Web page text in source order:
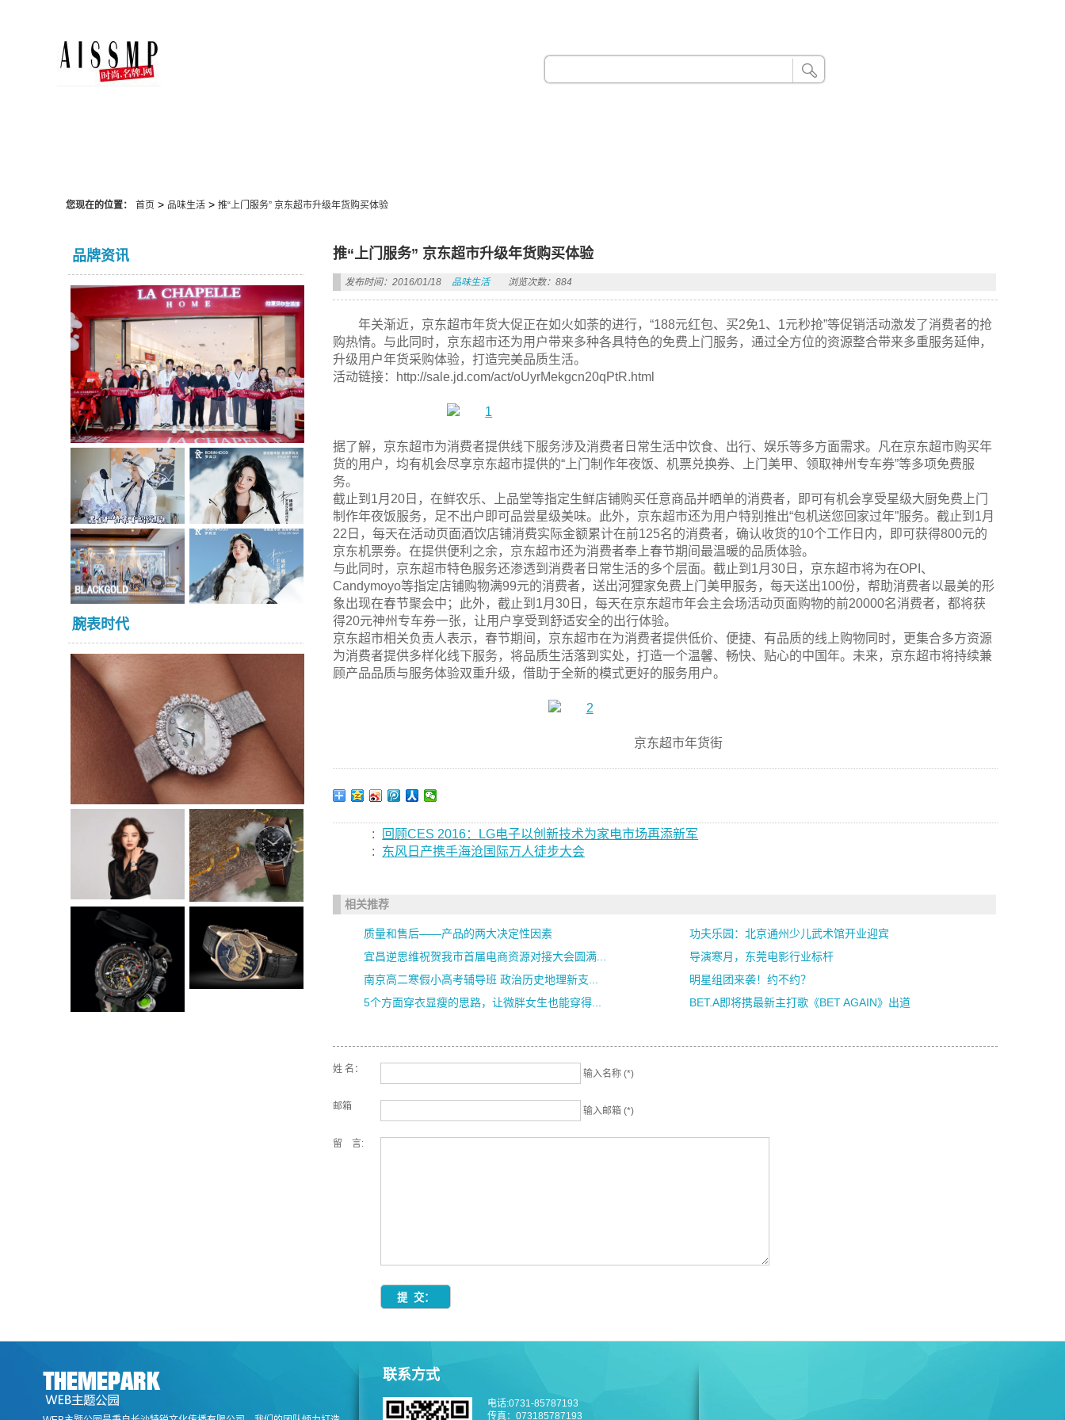
您现在的位置： 首页> 品味生活> 推“上门服务” 京东超市升级年货购买体验
品牌资讯
腕表时代
推“上门服务” 京东超市升级年货购买体验
发布时间：2016/01/18 品味生活 浏览次数：884
年关渐近，京东超市年货大促正在如火如荼的进行，“188元红包、买2免1、1元秒抢”等促销活动激发了消费者的抢
购热情。与此同时，京东超市还为用户带来多种各具特色的免费上门服务，通过全方位的资源整合带来多重服务延伸，
升级用户年货采购体验，打造完美品质生活。
活动链接：http://sale.jd.com/act/oUyrMekgcn20qPtR.html
据了解，京东超市为消费者提供线下服务涉及消费者日常生活中饮食、出行、娱乐等多方面需求。凡在京东超市购买年
货的用户，均有机会尽享京东超市提供的“上门制作年夜饭、机票兑换券、上门美甲、领取神州专车券”等多项免费服
务。
截止到1月20日，在鲜农乐、上品堂等指定生鲜店铺购买任意商品并晒单的消费者，即可有机会享受星级大厨免费上门
制作年夜饭服务，足不出户即可品尝星级美味。此外，京东超市还为用户特别推出“包机送您回家过年”服务。截止到1月
22日，每天在活动页面酒饮店铺消费实际金额累计在前125名的消费者，确认收货的10个工作日内，即可获得800元的
京东机票劵。在提供便利之余，京东超市还为消费者奉上春节期间最温暖的品质体验。
与此同时，京东超市特色服务还渗透到消费者日常生活的多个层面。截止到1月30日，京东超市将为在OPI、
Candymoyo等指定店铺购物满99元的消费者，送出河狸家免费上门美甲服务，每天送出100份，帮助消费者以最美的形
象出现在春节聚会中；此外，截止到1月30日，每天在京东超市年会主会场活动页面购物的前20000名消费者，都将获
得20元神州专车券一张，让用户享受到舒适安全的出行体验。
京东超市相关负责人表示，春节期间，京东超市在为消费者提供低价、便捷、有品质的线上购物同时，更集合多方资源
为消费者提供多样化线下服务，将品质生活落到实处，打造一个温馨、畅快、贴心的中国年。未来，京东超市将持续兼
顾产品品质与服务体验双重升级，借助于全新的模式更好的服务用户。
京东超市年货街
:
回顾CES 2016：LG电子以创新技术为家电市场再添新军
:
东风日产携手海沧国际万人徒步大会
相关推荐
质量和售后——产品的两大决定性因素
功夫乐园：北京通州少儿武术馆开业迎宾
宜昌逆思维祝贺我市首届电商资源对接大会圆满...
导演寒月，东莞电影行业标杆
南京高二寒假小高考辅导班 政治历史地理新支...
明星组团来袭！约不约？
5个方面穿衣显瘦的思路，让微胖女生也能穿得...
BET.A即将携最新主打歌《BET AGAIN》出道
姓 名： 输入名称 (*)
邮箱 输入邮箱 (*)
留 言:
联系方式
电话:0731-85787193
传真：073185787193